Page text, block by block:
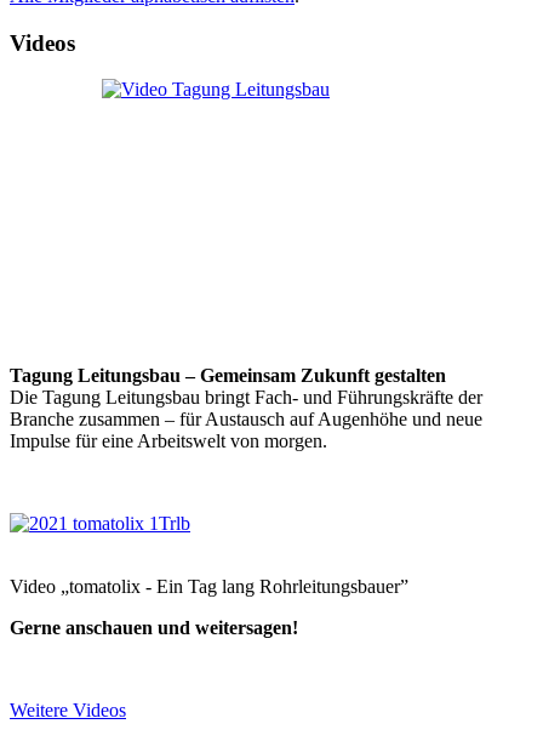
Videos
Tagung Leitungsbau – Gemeinsam Zukunft gestalten
Die Tagung Leitungsbau bringt Fach- und Führungskräfte der
Branche zusammen – für Austausch auf Augenhöhe und neue
Impulse für eine Arbeitswelt von morgen.
Video „tomatolix - Ein Tag lang Rohrleitungsbauer”
Gerne anschauen und weitersagen!
Weitere Videos